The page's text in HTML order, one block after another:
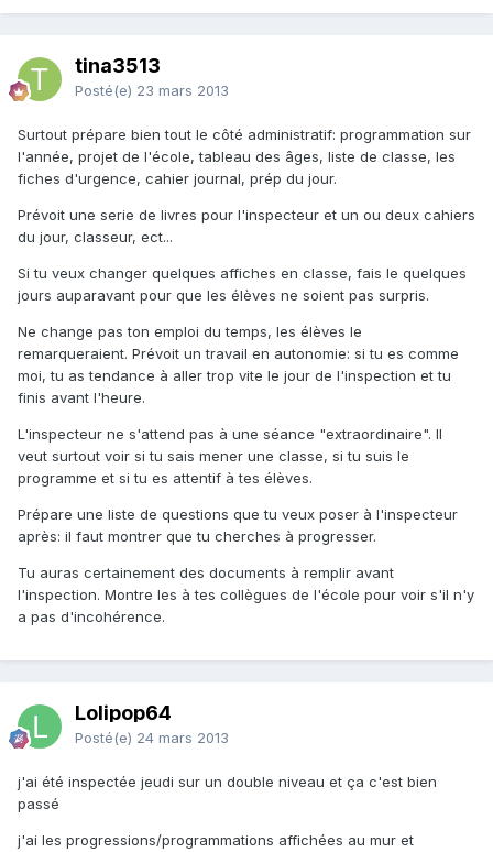
tina3513
Posté(e) 23 mars 2013
Surtout prépare bien tout le côté administratif: programmation sur
l'année, projet de l'école, tableau des âges, liste de classe, les
fiches d'urgence, cahier journal, prép du jour.
Prévoit une serie de livres pour l'inspecteur et un ou deux cahiers
du jour, classeur, ect...
Si tu veux changer quelques affiches en classe, fais le quelques
jours auparavant pour que les élèves ne soient pas surpris.
Ne change pas ton emploi du temps, les élèves le
remarqueraient. Prévoit un travail en autonomie: si tu es comme
moi, tu as tendance à aller trop vite le jour de l'inspection et tu
finis avant l'heure.
L'inspecteur ne s'attend pas à une séance "extraordinaire". Il
veut surtout voir si tu sais mener une classe, si tu suis le
programme et si tu es attentif à tes élèves.
Prépare une liste de questions que tu veux poser à l'inspecteur
après: il faut montrer que tu cherches à progresser.
Tu auras certainement des documents à remplir avant
l'inspection. Montre les à tes collègues de l'école pour voir s'il n'y
a pas d'incohérence.
Lolipop64
Posté(e) 24 mars 2013
j'ai été inspectée jeudi sur un double niveau et ça c'est bien
passé
j'ai les progressions/programmations affichées au mur et